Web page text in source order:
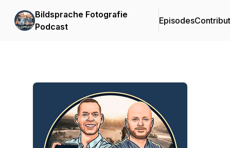
Bildsprache Fotografie
Podcast
Episodes